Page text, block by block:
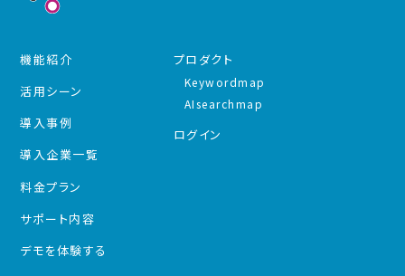
機能紹介
活用シーン
導入事例
導入企業一覧
料金プラン
サポート内容
デモを体験する
プロダクト
Keywordmap
AIsearchmap
ログイン